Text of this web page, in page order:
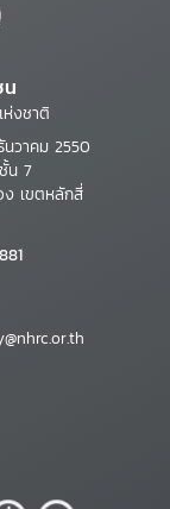
งชาติ
วาคม 2550
น 7
เขตหลักสี่